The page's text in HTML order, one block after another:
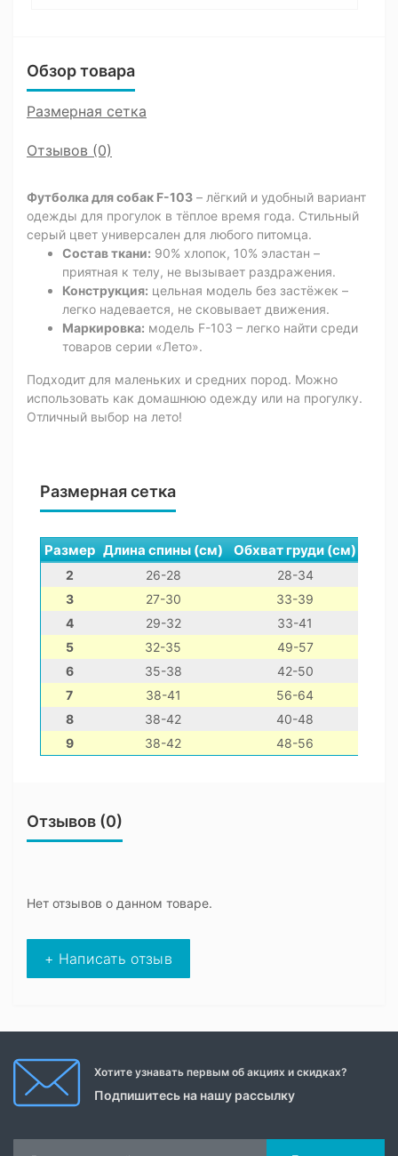
Обзор товара
Размерная сетка
Отзывов (0)
Футболка для собак F-103 – лёгкий и удобный вариант
одежды для прогулок в тёплое время года. Стильный
серый цвет универсален для любого питомца.
Состав ткани: 90% хлопок, 10% эластан –
приятная к телу, не вызывает раздражения.
Конструкция: цельная модель без застёжек –
легко надевается, не сковывает движения.
Маркировка: модель F-103 – легко найти среди
товаров серии «Лето».
Подходит для маленьких и средних пород. Можно
использовать как домашнюю одежду или на прогулку.
Отличный выбор на лето!
Размерная сетка
Размер Длина спины (см) Обхват груди (см)
2 26-28
28-34
3
27-30
33-39
4
29-32
33-41
5
32-35
49-57
6
35-38
42-50
7
38-41
56-64
8
38-42
40-48
9
38-42 48-56
Отзывов (0)
Нет отзывов о данном товаре.
+ Написать отзыв
Хотите узнавать первым об акциях и скидках?
Подпишитесь на нашу рассылку